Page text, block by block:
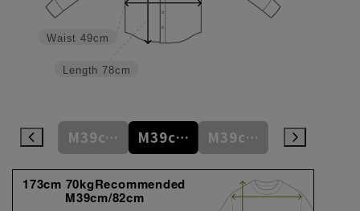
Length 78cm
Waist 49cm
M39cm/82cm M39cm/84cm M39cm/86cm
173cm 70kgRecommended
M39cm/82cm